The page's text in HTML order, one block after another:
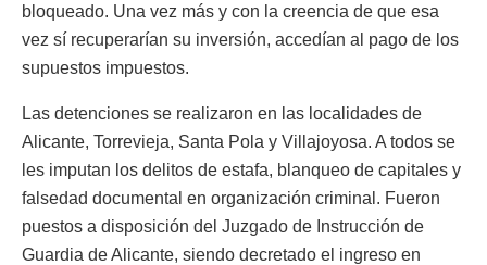
bloqueado. Una vez más y con la creencia de que esa
vez sí recuperarían su inversión, accedían al pago de los
supuestos impuestos.
Las detenciones se realizaron en las localidades de
Alicante, Torrevieja, Santa Pola y Villajoyosa. A todos se
les imputan los delitos de estafa, blanqueo de capitales y
falsedad documental en organización criminal. Fueron
puestos a disposición del Juzgado de Instrucción de
Guardia de Alicante, siendo decretado el ingreso en